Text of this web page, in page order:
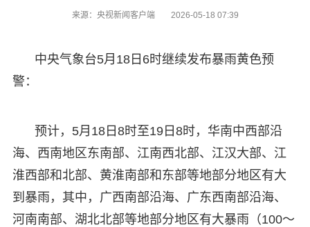
来源：央视新闻客户端 2026-05-18 07:39
中央气象台5月18日6时继续发布暴雨黄色预
警：
预计，5月18日8时至19日8时，华南中西部沿
海、西南地区东南部、江南西北部、江汉大部、江
淮西部和北部、黄淮南部和东部等地部分地区有大
到暴雨，其中，广西南部沿海、广东西南部沿海、
河南南部、湖北北部等地部分地区有大暴雨（100～